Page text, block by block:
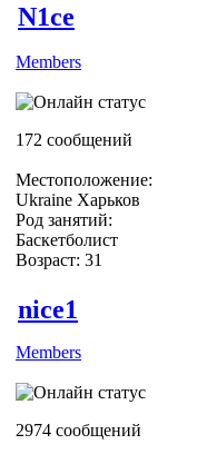
N1ce
Members
172 сообщений
Местоположение:
Ukraine Харьков
Род занятий:
Баскетболист
Возраст: 31
nice1
Members
2974 сообщений